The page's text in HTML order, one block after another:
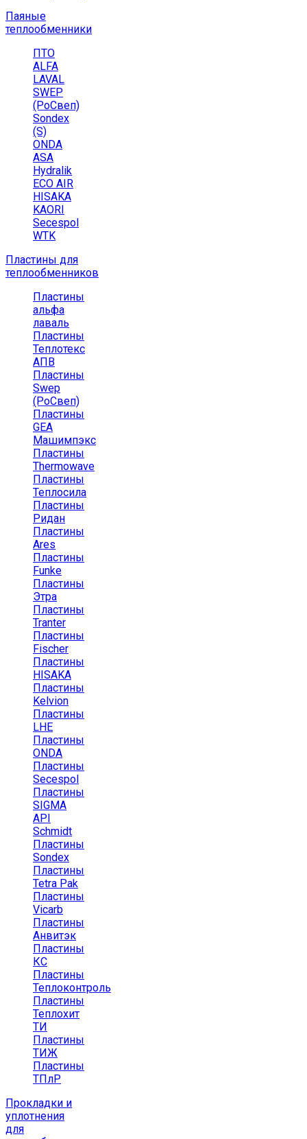
Паяные
теплообменники
ПТО
ALFA
LAVAL
SWEP
(РоСвеп)
Sondex
(S)
ONDA
ASA
Hydralik
ECO AIR
HISAKA
KAORI
Secespol
WTK
Пластины для
теплообменников
Пластины
альфа
лаваль
Пластины
Теплотекс
АПВ
Пластины
Swep
(РоСвеп)
Пластины
GEA
Машимпэкс
Пластины
Thermowave
Пластины
Теплосила
Пластины
Ридан
Пластины
Ares
Пластины
Funke
Пластины
Этра
Пластины
Tranter
Пластины
Fischer
Пластины
HISAKA
Пластины
Kelvion
Пластины
LHE
Пластины
ONDA
Пластины
Secespol
Пластины
SIGMA
API
Schmidt
Пластины
Sondex
Пластины
Tetra Pak
Пластины
Vicarb
Пластины
Анвитэк
Пластины
КС
Пластины
Теплоконтроль
Пластины
Теплохит
ТИ
Пластины
ТИЖ
Пластины
ТПлР
Прокладки и
уплотнения
для